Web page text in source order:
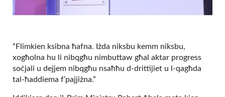
“Flimkien ksibna ħafna. Iżda niksbu kemm niksbu,
xogħolna hu li nibqgħu nimbuttaw għal aktar progress
soċjali u dejjem nibqgħu nsaħħu d-drittijiet u l-qagħda
tal-ħaddiema f’pajjiżna.”